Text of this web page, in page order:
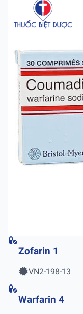
Zofarin 1
VN2-198-13
Warfarin 4